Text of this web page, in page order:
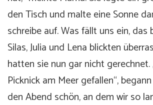
den Tisch und malte eine Sonne
schreibe auf. Was fällt uns ein, das
Silas, Julia und Lena blickten
hatten sie nun gar nicht gerechnet.
Picknick am Meer gefallen“,
den Abend schön, an dem wir so